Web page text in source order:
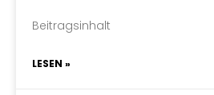
Beitragsinhalt
LESEN »